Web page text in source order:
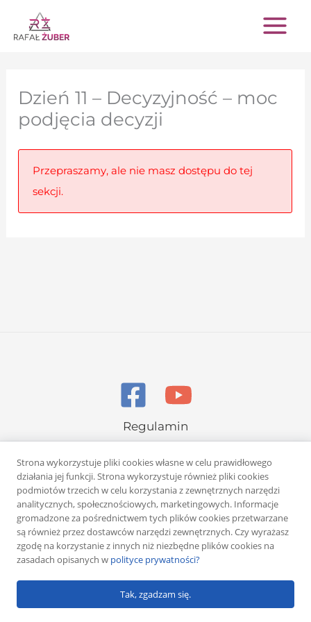
Przejdź
do
Dzień 11 – Decyzyjność – moc
podjęcia decyzji
Przepraszamy, ale nie masz dostępu do tej
sekcji.
Regulamin
Copyright © 2026 Rafał Żuber
Strona wykorzystuje pliki cookies własne w celu prawidłowego
działania jej funkcji. Strona wykorzystuje również pliki cookies
podmiotów trzecich w celu korzystania z zewnętrznych narzędzi
analitycznych, społecznościowych, marketingowych. Informacje
gromadzone za pośrednictwem tych plików cookies przetwarzane
są również przez dostawców narzędzi zewnętrznych. Czy wyrażasz
zgodę na korzystanie z innych niż niezbędne plików cookies na
zasadach opisanych w polityce prywatności?
Tak, zgadzam się.